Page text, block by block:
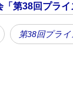
第38回プラ
第38回プラ